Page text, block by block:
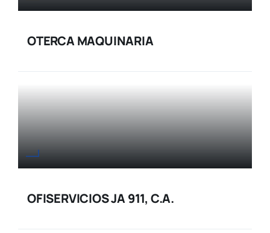
OTERCA MAQUINARIA
OFISERVICIOS JA 911, C.A.